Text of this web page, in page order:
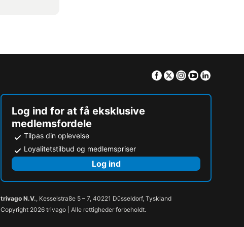
Facebook
TwitterInstagram
Youtube
Log ind for at få eksklusive
medlemsfordele
Tilpas din oplevelse
Loyalitetstilbud og medlemspriser
Log ind
trivago N.V., Kesselstraße 5 – 7, 40221 Düsseldorf, Tyskland
Copyright 2026 trivago | Alle rettigheder forbeholdt.